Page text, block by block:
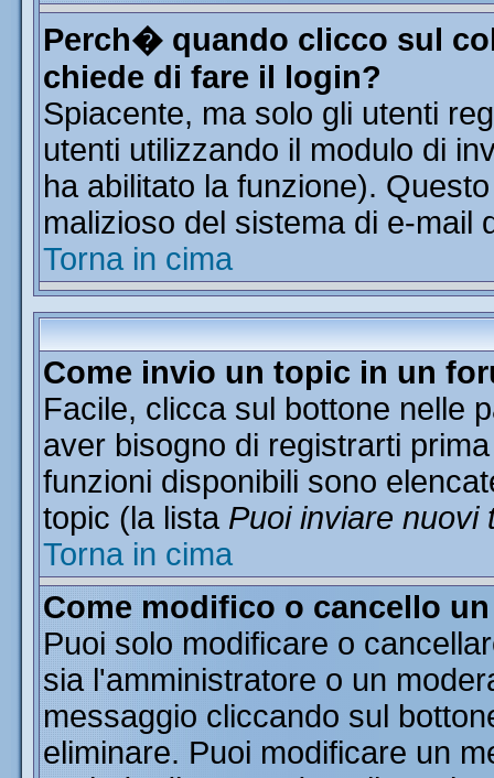
Perch� quando clicco sul
chiede di fare il login?
Spiacente, ma solo gli utenti
utenti utilizzando il modulo di
ha abilitato la funzione).
malizioso del sistema di e-mail
Torna in cima
Come invio un topic in un
Facile, clicca sul bottone nelle
aver bisogno di registrarti
funzioni disponibili sono
topic (la lista Puoi inviare nuovi
Torna in cima
Come modifico o cancello
Puoi solo modificare o
sia l'amministratore o un
messaggio cliccando sul
eliminare. Puoi modificare un